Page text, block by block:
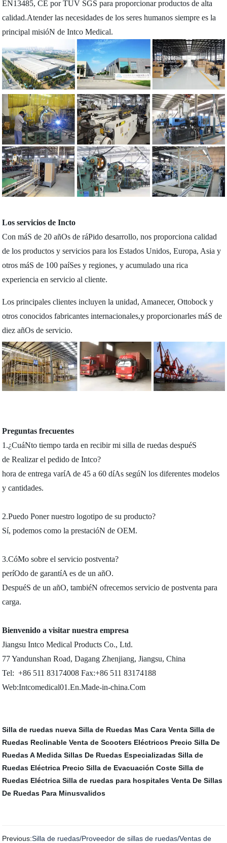
EN13485, CE por TUV SGS para proporcionar productos de alta
calidad.Atender las necesidades de los seres humanos siempre es la
principal misióN de Intco Medical.
Los servicios de Incto
Con máS de 20 añOs de ráPido desarrollo, nos proporciona calidad
de los productos y servicios para los Estados Unidos, Europa, Asia y
otros máS de 100 paíSes y regiones, y acumulado una rica
experiencia en servicio al cliente.
Los principales clientes incluyen la unidad, Amanecer, Ottobock y
otros conocidos fabricantes internacionales,y proporcionarles máS de
diez añOs de servicio.
Preguntas frecuentes
1.¿CuáNto tiempo tarda en recibir mi silla de ruedas despuéS
de Realizar el pedido de Intco?
hora de entrega varíA de 45 a 60 díAs segúN los diferentes modelos
y cantidades.
2.Puedo Poner nuestro logotipo de su producto?
Sí, podemos como la prestacióN de OEM.
3.CóMo sobre el servicio postventa?
períOdo de garantíA es de un añO.
DespuéS de un añO, tambiéN ofrecemos servicio de postventa para
carga.
Bienvenido a visitar nuestra empresa
Jiangsu Intco Medical Products Co., Ltd.
77 Yandunshan Road, Dagang Zhenjiang, Jiangsu, China
Tel: +86 511 83174008 Fax:+86 511 83174188
Web:Intcomedical01.En.Made-in-china.Com
Silla de ruedas nueva Silla de Ruedas Mas Cara Venta Silla de
Ruedas Reclinable Venta de Scooters Eléctricos Precio Silla De
Ruedas A Medida Sillas De Ruedas Especializadas Silla de
Ruedas Eléctrica Precio Silla de Evacuación Coste Silla de
Ruedas Eléctrica Silla de ruedas para hospitales Venta De Sillas
De Ruedas Para Minusvalidos
Previous:Silla de ruedas/Proveedor de sillas de ruedas/Ventas de